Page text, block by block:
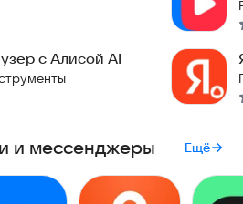
с Алисой AI
и мессенджеры Ещё